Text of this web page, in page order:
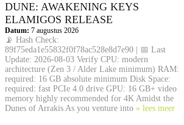
DUNE: AWAKENING KEYS
ELAMIGOS RELEASE
Datum: 7 augustus 2026
📡 Hash Check:
89f75eda1e55832f0f78ac528e8d7e90 | 📅 Last
Update: 2026-08-03 Verify CPU: modern
architecture (Zen 3 / Alder Lake minimum) RAM:
required: 16 GB absolute minimum Disk Space:
required: fast PCIe 4.0 drive GPU: 16 GB+ video
memory highly recommended for 4K Amidst the
Dunes of Arrakis As you venture into » lees meer